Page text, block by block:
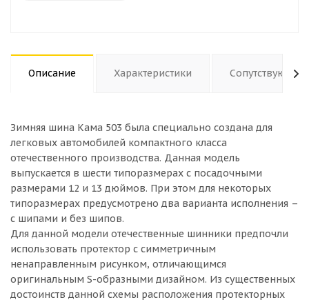
Описание Характеристики
Зимняя шина Кама 503 была специально создана для
легковых автомобилей компактного класса
отечественного производства. Данная модель
выпускается в шести типоразмерах с посадочными
размерами 12 и 13 дюймов. При этом для некоторых
типоразмерах предусмотрено два варианта исполнения –
с шипами и без шипов.
Для данной модели отечественные шинники предпочли
использовать протектор с симметричным
ненаправленным рисунком, отличающимся
оригинальным S-образными дизайном. Из существенных
достоинств данной схемы расположения протекторных